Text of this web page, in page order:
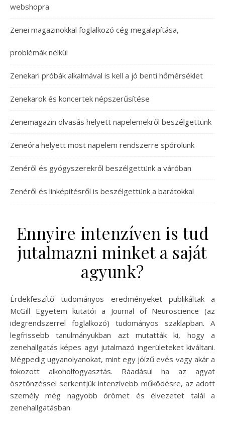
webshopra
Zenei magazinokkal foglalkozó cég megalapítása,
problémák nélkül
Zenekari próbák alkalmával is kell a jó benti hőmérséklet
Zenekarok és koncertek népszerűsítése
Zenemagazin olvasás helyett napelemekről beszélgettünk
Zeneóra helyett most napelem rendszerre spórolunk
Zenéről és gyógyszerekről beszélgettünk a váróban
Zenéről és linképítésről is beszélgettünk a barátokkal
Ennyire intenzíven is tud
jutalmazni minket a saját
agyunk?
Érdekfeszítő tudományos eredményeket publikáltak a
McGill Egyetem kutatói a Journal of Neuroscience (az
idegrendszerrel foglalkozó) tudományos szaklapban. A
legfrissebb tanulmányukban azt mutatták ki, hogy a
zenehallgatás képes agyi jutalmazó ingerületeket kiváltani.
Mégpedig ugyanolyanokat, mint egy jóízű evés vagy akár a
fokozott alkoholfogyasztás. Ráadásul ha az agyat
ösztönzéssel serkentjük intenzívebb működésre, az adott
személy még nagyobb örömet és élvezetet talál a
zenehallgatásban.